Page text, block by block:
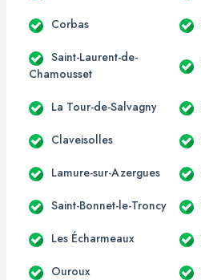
Corbas
Saint-Laurent-de-
Chamousset
La Tour-de-Salvagny
Claveisolles
Lamure-sur-Azergues
Saint-Bonnet-le-Troncy
Les Écharmeaux
Ouroux